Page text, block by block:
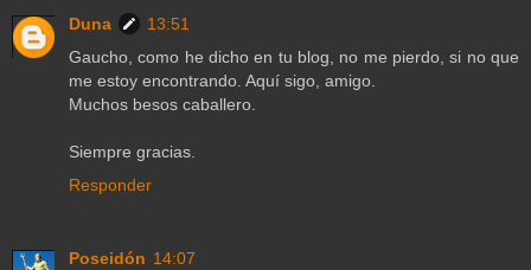
Duna
13:51
Gaucho, como he dicho en tu blog, no me pierdo, si no que
me estoy encontrando. Aquí sigo, amigo.
Muchos besos caballero.
Siempre gracias.
Responder
Poseidón 14:07